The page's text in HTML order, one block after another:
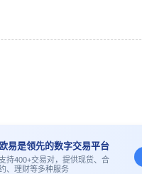
欧易是领先的数字交易平台
支持400+交易对，提供现货、合
、理财等多种服务